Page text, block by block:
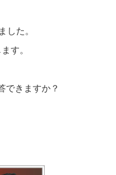
い！(12)
した。
す。
できますか？